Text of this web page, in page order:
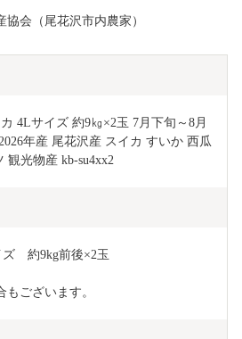
会（尾花沢市内農家）
4Lサイズ 約9㎏×2玉 7月下旬～8月
年産 尾花沢産 スイカ すいか 西瓜
観光物産 kb-su4xx2
　約9kg前後×2玉
ございます。